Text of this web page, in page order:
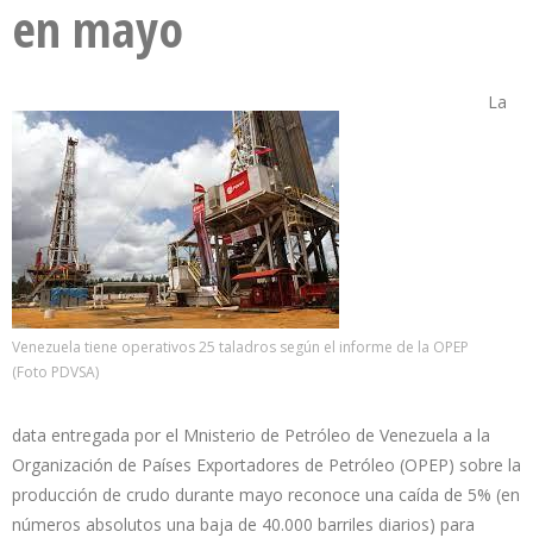
en mayo
Venezuela tiene operativos 25 taladros según el informe de la OPEP
(Foto PDVSA)
La
data entregada por el Mnisterio de Petróleo de Venezuela a la
Organización de Países Exportadores de Petróleo (OPEP) sobre la
producción de crudo durante mayo reconoce una caída de 5% (en
números absolutos una baja de 40.000 barriles diarios) para